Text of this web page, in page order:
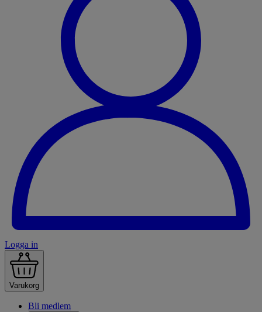
Logga in
Varukorg
Bli medlem